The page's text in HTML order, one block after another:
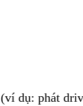
(ví dụ: phát